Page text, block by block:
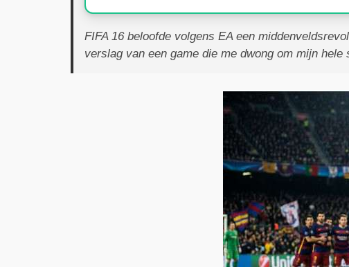
FIFA 16 beloofde volgens EA een
verslag van een game die me dwong om mijn hele